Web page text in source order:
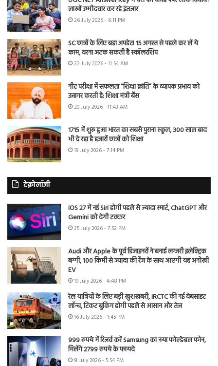
लाखों उम्मीदवार कर रहे इंतजार
26 July 2026 - 6:11 PM
SC छात्रों के लिए बड़ा अपडेट! 15 अगस्त से पहले कर लें ये
काम, वरना अटक सकती है स्कॉलरशिप
22 July 2026 - 11:54 AM
नीट परीक्षा में सफलता “शिक्षा क्रांति” के व्यापक प्रभाव को
उजागर करती है: शिक्षा मंत्री बैंस
20 July 2026 - 11:43 AM
1715 में शुरू हुआ भारत का सबसे पुराना स्कूल, 300 साल बाद
भी दे रहा है हजारों छात्रों को शिक्षा
19 July 2026 - 7:14 PM
टेक्नोलॉजी
iOS 27 में नई Siri होगी पहले से ज्यादा स्मार्ट, ChatGPT और
Gemini को देगी टक्कर
25 July 2026 - 7:52 PM
Audi और Apple के पूर्व डिजाइनरों ने बनाई लग्जरी इलेक्ट्रिक
बग्गी, 100 किमी से ज्यादा की रेंज के साथ आएगी यह अनोखी
EV
19 July 2026 - 4:48 PM
रेल यात्रियों के लिए बड़ी खुशखबरी, IRCTC की नई वेबसाइट
लॉन्च, टिकट बुकिंग होगी पहले से आसान और तेज
16 July 2026 - 1:45 PM
999 रुपये में रिजर्व करें Samsung का नया फोल्डेबल फोन,
मिलेंगे 2799 रुपये के फायदे
8 July 2026 - 5:54 PM